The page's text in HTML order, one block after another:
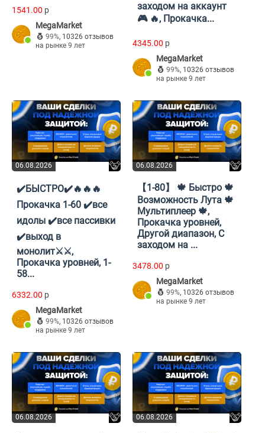
1541.00 p
MegaMarket
99%, 10326 отзывов
на рынке 9 лет
заходом на аккаунт
🎮 🔥, Прокачка...
4345.00 p
MegaMarket
99%, 10326 отзывов
на рынке 9 лет
06.08.2026
✔️БЫСТРО✔️🔥🔥🔥
Прокачка 1-60 ✔️все
идолы ✔️все пассивки
✔️выход в
монолит⚔️⚔️,
Прокачка уровней, 1-
58...
6332.00 p
MegaMarket
99%, 10326 отзывов
на рынке 9 лет
06.08.2026
【1-80】 🍁 Быстро 🍁
Возможность Лута 🍁
Мультиплеер 🍁,
Прокачка уровней,
Другой диапазон, С
заходом на ...
3478.00 p
MegaMarket
99%, 10326 отзывов
на рынке 9 лет
06.08.2026 06.08.2026